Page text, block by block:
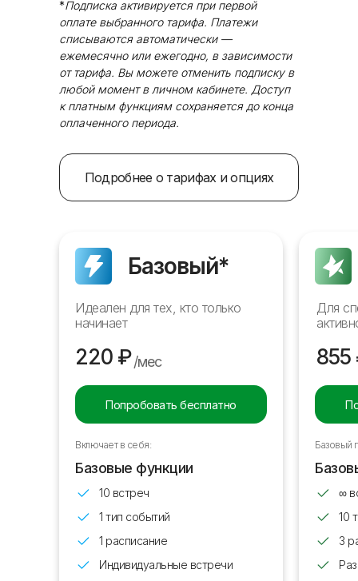
*Подписка активируется при первой
оплате выбранного тарифа. Платежи
списываются автоматически —
ежемесячно или ежегодно, в зависимости
от тарифа. Вы можете отменить подписку в
любой момент в личном кабинете. Доступ
к платным функциям сохраняется до конца
оплаченного периода.
Подробнее о тарифах и опциях
Попробовать бесплатно
Базовый*
220 ₽/мес
Идеален для тех, кто только
начинает
Включает в себя:
10 встреч
1 расписание
Индивидуальные встречи
1 тип событий
Базовые функции
Базовый
855
Для
∞
3
10